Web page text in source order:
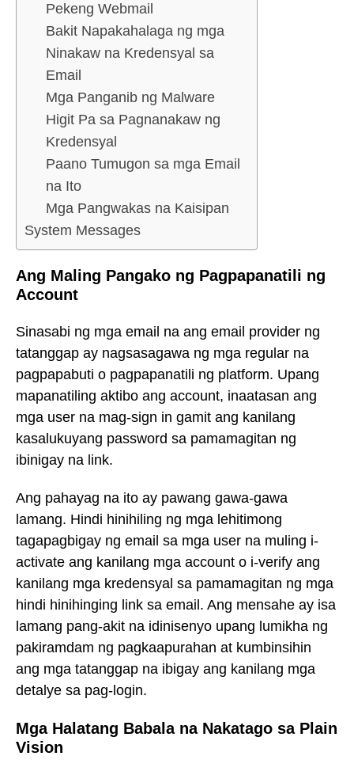
Pekeng Webmail
Bakit Napakahalaga ng mga
Ninakaw na Kredensyal sa
Email
Mga Panganib ng Malware
Higit Pa sa Pagnanakaw ng
Kredensyal
Paano Tumugon sa mga Email
na Ito
Mga Pangwakas na Kaisipan
System Messages
Ang Maling Pangako ng Pagpapanatili ng
Account
Sinasabi ng mga email na ang email provider ng
tatanggap ay nagsasagawa ng mga regular na
pagpapabuti o pagpapanatili ng platform. Upang
mapanatiling aktibo ang account, inaatasan ang
mga user na mag-sign in gamit ang kanilang
kasalukuyang password sa pamamagitan ng
ibinigay na link.
Ang pahayag na ito ay pawang gawa-gawa
lamang. Hindi hinihiling ng mga lehitimong
tagapagbigay ng email sa mga user na muling i-
activate ang kanilang mga account o i-verify ang
kanilang mga kredensyal sa pamamagitan ng mga
hindi hinihinging link sa email. Ang mensahe ay isa
lamang pang-akit na idinisenyo upang lumikha ng
pakiramdam ng pagkaapurahan at kumbinsihin
ang mga tatanggap na ibigay ang kanilang mga
detalye sa pag-login.
Mga Halatang Babala na Nakatago sa Plain
Vision